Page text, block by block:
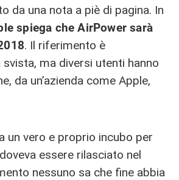
da una nota a piè di pagina. In
spiega che AirPower sarà
. Il riferimento è
ma diversi utenti hanno
da un’azienda come Apple,
un vero e proprio incubo per
essere rilasciato nel
nessuno sa che fine abbia